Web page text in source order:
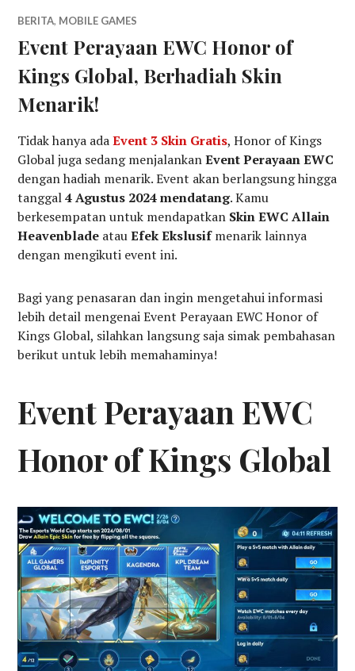
BERITA, MOBILE GAMES
Event Perayaan EWC Honor of
Kings Global, Berhadiah Skin
Menarik!
Tidak hanya adaEvent 3 Skin Gratis, Honor of Kings
Global juga sedang menjalankanEvent Perayaan EWC
dengan hadiah menarik. Event akan berlangsung hingga
tanggal4 Agustus 2024 mendatang. Kamu
berkesempatan untuk mendapatkan Skin EWC Allain
Heavenblade atauEfek Ekslusifmenarik lainnya
dengan mengikuti event ini.
Bagi yang penasaran dan ingin mengetahui informasi
lebih detail mengenai Event Perayaan EWC Honor of
Kings Global, silahkan langsung saja simak pembahasan
berikut untuk lebih memahaminya!
Event Perayaan EWC
Honor of Kings Global